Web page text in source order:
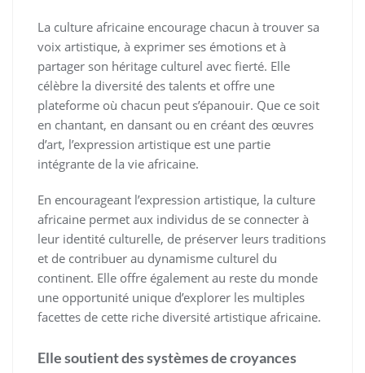
La culture africaine encourage chacun à trouver sa
voix artistique, à exprimer ses émotions et à
partager son héritage culturel avec fierté. Elle
célèbre la diversité des talents et offre une
plateforme où chacun peut s’épanouir. Que ce soit
en chantant, en dansant ou en créant des œuvres
d’art, l’expression artistique est une partie
intégrante de la vie africaine.
En encourageant l’expression artistique, la culture
africaine permet aux individus de se connecter à
leur identité culturelle, de préserver leurs traditions
et de contribuer au dynamisme culturel du
continent. Elle offre également au reste du monde
une opportunité unique d’explorer les multiples
facettes de cette riche diversité artistique africaine.
Elle soutient des systèmes de croyances